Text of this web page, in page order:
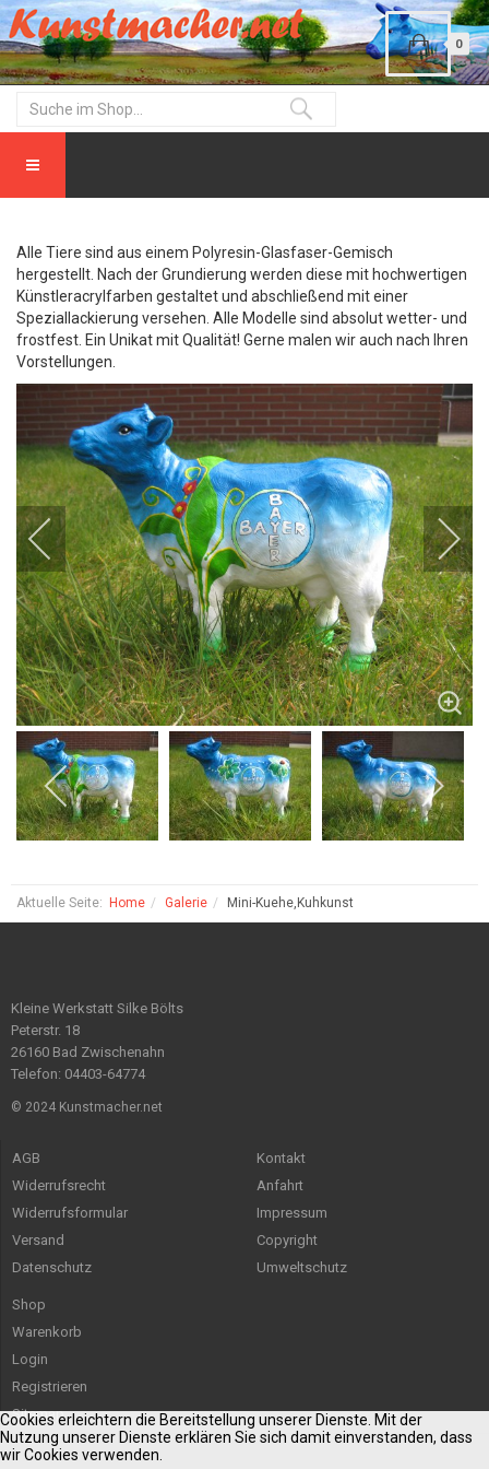
0
Alle Tiere sind aus einem Polyresin-Glasfaser-Gemisch
hergestellt. Nach der Grundierung werden diese mit hochwertigen
Künstleracrylfarben gestaltet und abschließend mit einer
Speziallackierung versehen. Alle Modelle sind absolut wetter- und
frostfest. Ein Unikat mit Qualität! Gerne malen wir auch nach Ihren
Vorstellungen.
Aktuelle Seite: Home Galerie Mini-Kuehe,Kuhkunst
Kleine Werkstatt Silke Bölts
Peterstr. 18
26160 Bad Zwischenahn
Telefon: 04403-64774
© 2024 Kunstmacher.net
AGB
Widerrufsrecht
Widerrufsformular
Versand
Datenschutz
Kontakt
Anfahrt
Impressum
Copyright
Umweltschutz
Shop
Warenkorb
Login
Registrieren
Sitemap
Cookies erleichtern die Bereitstellung unserer Dienste. Mit der
Nutzung unserer Dienste erklären Sie sich damit einverstanden, dass
wir Cookies verwenden.